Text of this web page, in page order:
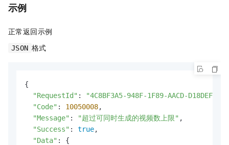
示例
正常返回示例
JSON 格式
{
"RequestId" :
"4C8BF3A5-948F-1F89-AACD-
"Code" : 10050008,
"Message" : "超过可同时生成的视频数上限" ,
"Success" : true,
"Data" : {